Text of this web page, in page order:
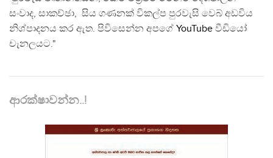
සංවාද, සාකච්ඡා, සිය ගණනක් විකල්ප පුරවැසි වෙබ් අඩවිය
නිශ්පාදනය කර ඇත. පිවිසෙන්න අපගේ YouTube වීඩියෝ
චැනලයට."
ආරක්ෂාවන්න..!